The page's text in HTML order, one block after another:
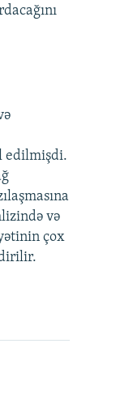
edilmişdi.
və
çox